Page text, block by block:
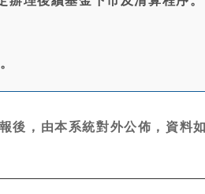
後，由本系統對外公佈，資料